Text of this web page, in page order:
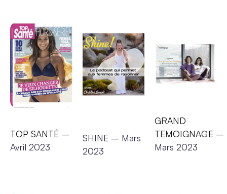
TOP SANTÉ –
Avril 2023
SHINE– Mars
2023
GRAND
TEMOIGNAGE –
Mars 2023